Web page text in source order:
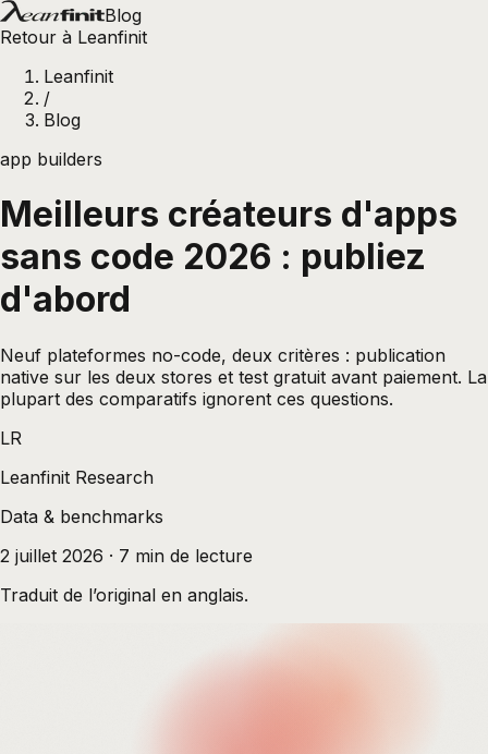
Blog
Retour à Leanfinit
Leanfinit
/
Blog
app builders
Meilleurs créateurs d'apps
sans code 2026 : publiez
d'abord
Neuf plateformes no-code, deux critères : publication
native sur les deux stores et test gratuit avant paiement. La
plupart des comparatifs ignorent ces questions.
LR
Leanfinit Research
Data & benchmarks
2 juillet 2026 · 7 min de lecture
Traduit de l’original en anglais.